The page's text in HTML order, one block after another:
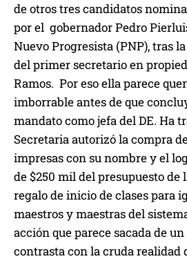
de otros tres candidatos
por el gobernador Pedro
Nuevo Progresista (PNP), tras
del primer secretario en
Ramos. Por eso ella parece
imborrable antes de que
mandato como jefa del DE. Ha
Secretaria autorizó la compra
impresas con su nombre y el
de $250 mil del presupuesto de
regalo de inicio de clases para
maestros y maestras del
acción que parece sacada de
contrasta con la cruda realidad